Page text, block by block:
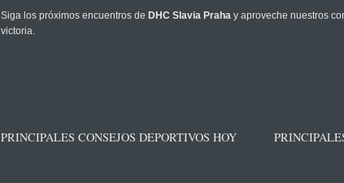
Siga los próximos encuentros de DHC Slavia Praha y aproveche nuestros
victoria.
PRINCIPALES CONSEJOS DEPORTIVOS HOY